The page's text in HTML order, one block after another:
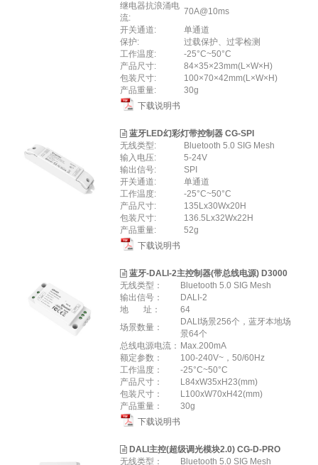
继电器抗浪涌电
流:
70A@10ms
开关通道:
单通道
保护:
过载保护、过零检测
工作温度:
-25°C~50°C
产品尺寸:
84×35×23mm(L×W×H)
包装尺寸:
100×70×42mm(L×W×H)
产品重量:
30g
下载说明书
蓝牙LED幻彩灯带控制器 CG-SPI
无线类型:
Bluetooth 5.0 SIG Mesh
输⼊电压:
5-24V
输出信号:
SPI
开关通道:
单通道
工作温度:
-25°C~50°C
产品尺寸:
135Lx30Wx20H
包装尺寸:
136.5Lx32Wx22H
产品重量:
52g
下载说明书
蓝牙-DALI-2主控制器(带总线电源) D3000
无线类型：
Bluetooth 5.0 SIG Mesh
输出信号：
DALI-2
地 址：
64
场景数量：
DALI场景256个，蓝牙本地场
景64个
总线电源电流： Max.200mA
额定参数：
100-240V~，50/60Hz
工作温度：
-25°C~50°C
产品尺寸：
L84xW35xH23(mm)
包装尺寸：
L100xW70xH42(mm)
产品重量：
30g
下载说明书
DALI主控(超级调光模块2.0) CG-D-PRO
无线类型：
Bluetooth 5.0 SIG Mesh